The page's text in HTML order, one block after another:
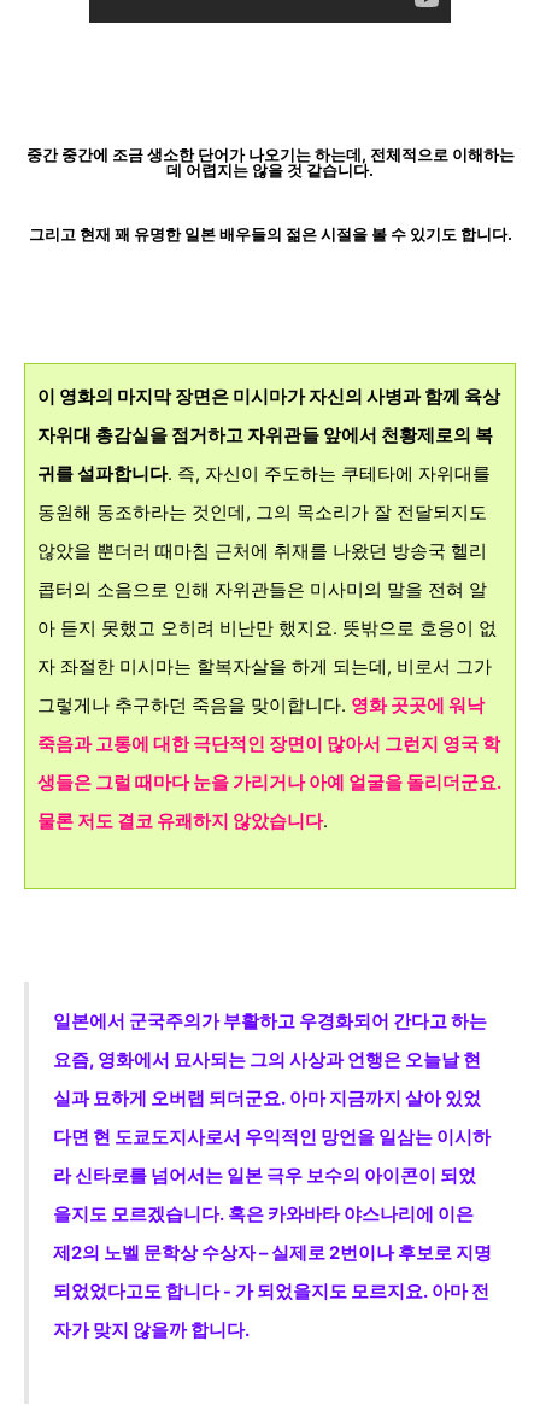
중간 중간에 조금 생소한 단어가 나오기는 하는데, 전체적으로 이해하는
데 어렵지는 않을 것 같습니다.
그리고 현재 꽤 유명한 일본 배우들의 젊은 시절을 볼 수 있기도 합니다.
이 영화의 마지막 장면은 미시마가 자신의 사병과 함께 육상
자위대 총감실을 점거하고 자위관들 앞에서 천황제로의 복
귀를 설파합니다. 즉, 자신이 주도하는 쿠테타에 자위대를
동원해 동조하라는 것인데, 그의 목소리가 잘 전달되지도
않았을 뿐더러 때마침 근처에 취재를 나왔던 방송국 헬리
콥터의 소음으로 인해 자위관들은 미사미의 말을 전혀 알
아 듣지 못했고 오히려 비난만 했지요. 뜻밖으로 호응이 없
자 좌절한 미시마는 할복자살을 하게 되는데, 비로서 그가
그렇게나 추구하던 죽음을 맞이합니다. 영화 곳곳에 워낙
죽음과 고통에 대한 극단적인 장면이 많아서 그런지 영국 학
생들은 그럴 때마다 눈을 가리거나 아예 얼굴을 돌리더군요.
물론 저도 결코 유쾌하지 않았습니다.
일본에서 군국주의가 부활하고 우경화되어 간다고 하는
요즘, 영화에서 묘사되는 그의 사상과 언행은 오늘날 현
실과 묘하게 오버랩 되더군요. 아마 지금까지 살아 있었
다면 현 도쿄도지사로서 우익적인 망언을 일삼는 이시하
라 신타로를 넘어서는 일본 극우 보수의 아이콘이 되었
을지도 모르겠습니다. 혹은 카와바타 야스나리에 이은
제2의 노벨 문학상 수상자 – 실제로 2번이나 후보로 지명
되었었다고도 합니다 - 가 되었을지도 모르지요. 아마 전
자가 맞지 않을까 합니다.